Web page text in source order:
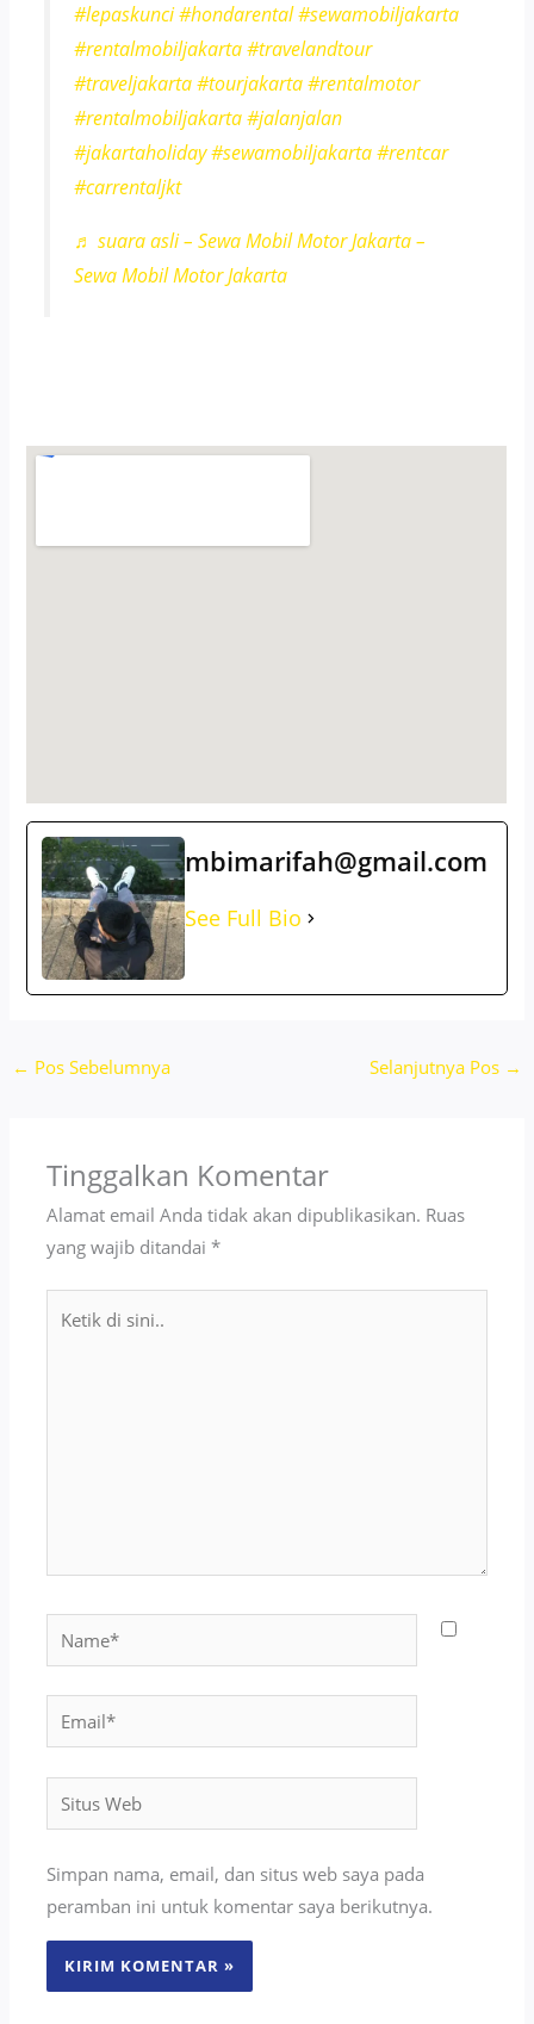
#lepaskunci #hondarental #sewamobiljakarta
#rentalmobiljakarta #travelandtour
#traveljakarta #tourjakarta #rentalmotor
#rentalmobiljakarta #jalanjalan
#jakartaholiday #sewamobiljakarta #rentcar
#carrentaljkt
♬ suara asli – Sewa Mobil Motor Jakarta –
Sewa Mobil Motor Jakarta
mbimarifah@gmail.com
See Full Bio
← Pos Sebelumnya Selanjutnya Pos →
Tinggalkan Komentar
Alamat email Anda tidak akan dipublikasikan. Ruas
yang wajib ditandai*
Name*
Email*
Web
Simpan nama, email, dan situs web saya pada
peramban ini untuk komentar saya berikutnya.